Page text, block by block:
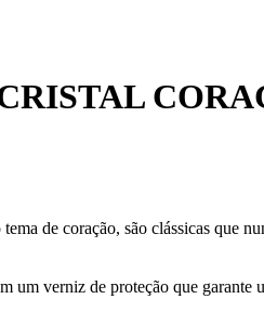
de coração, são clássicas que
verniz de proteção que